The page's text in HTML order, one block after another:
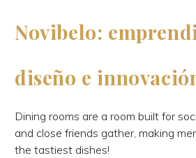
Novibelo:
diseño e
Dining rooms are a room built for
and close friends gather, making
the tastiest dishes!